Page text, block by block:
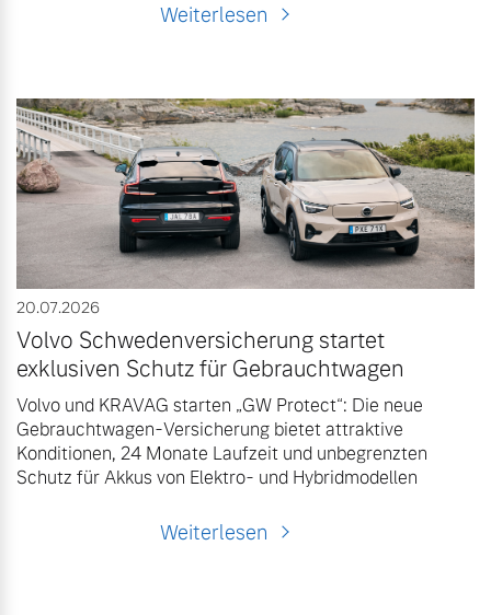
Mehr erfahren
Versicherung
Weiterlesen
20.07.2026
Volvo Schwedenversicherung startet
exklusiven Schutz für Gebrauchtwagen
Volvo und KRAVAG starten „GW Protect“: Die neue
Gebrauchtwagen-Versicherung bietet attraktive
Konditionen, 24 Monate Laufzeit und unbegrenzten
Schutz für Akkus von Elektro- und Hybridmodellen
Weiterlesen